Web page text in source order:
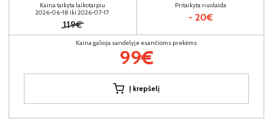
Kaina taikyta laikotarpiu
2026-06-18 iki 2026-07-17
119€
Pritaikyta nuolaida
- 20€
Kaina galioja sandėlyje esančioms prekėms
99€
Į krepšelį